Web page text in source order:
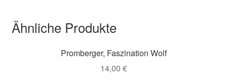
Ähnliche Produkte
Promberger, Faszination Wolf
14,00 €